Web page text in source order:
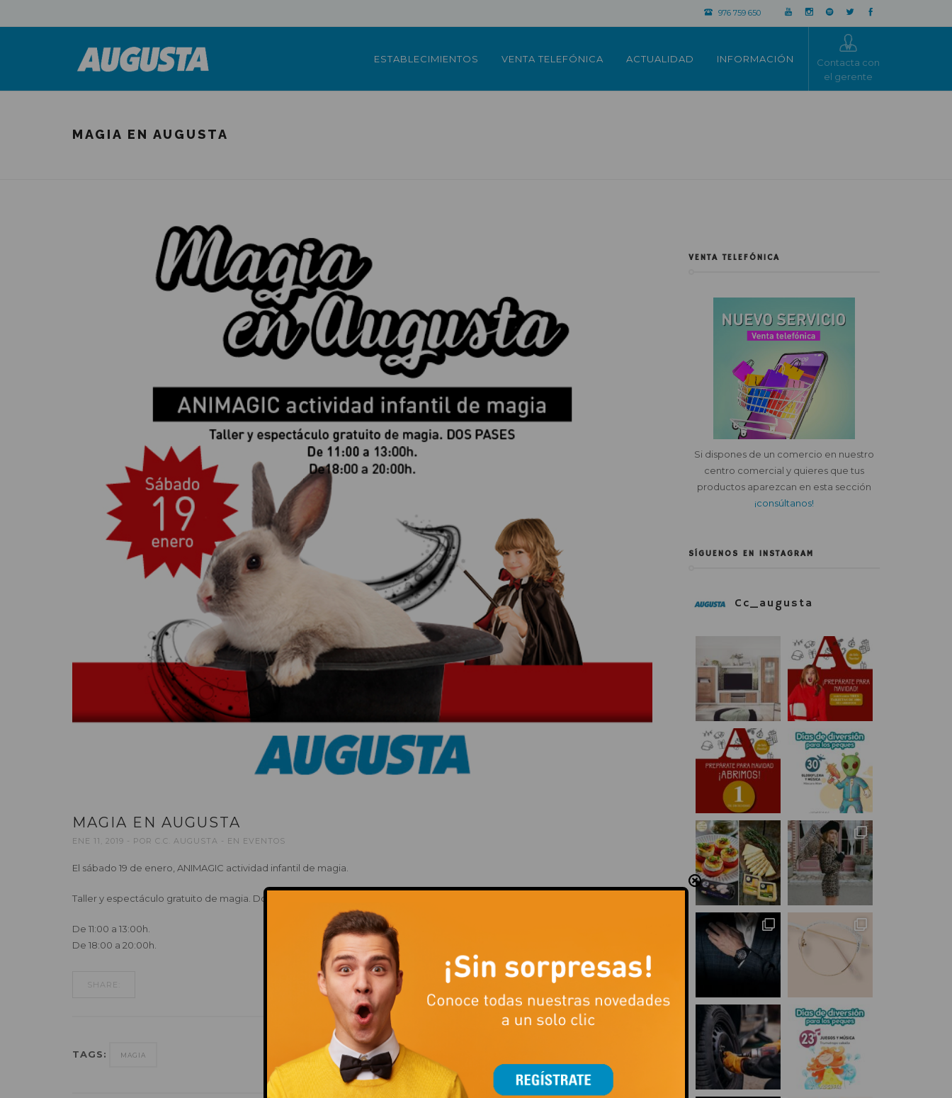
976 759 650
ESTABLECIMIENTOS VENTA TELEFÓNICA ACTUALIDAD INFORMACIÓN
Contacta con
el gerente
MAGIA EN AUGUSTA
MAGIA EN AUGUSTA
ENE 11, 2019 POR C.C. AUGUSTA EN EVENTOS
El sábado 19 de enero, ANIMAGIC actividad infantil de magia.
Taller y espectáculo gratuito de magia. Dos pases:
De 11:00 a 13:00h.
De 18:00 a 20:00h.
SHARE:
TAGS: MAGIA
VENTA TELEFÓNICA
Si dispones de un comercio en nuestro
centro comercial y quieres que tus
productos aparezcan en esta sección
¡consúltanos!
SÍGUENOS EN INSTAGRAM
Cc_augusta